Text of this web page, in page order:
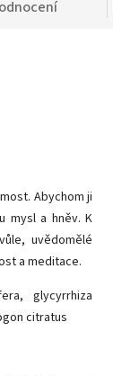
Abychom ji
mysl a hněv. K
uvědomělé
a meditace.
glycyrrhiza
citratus